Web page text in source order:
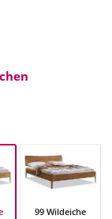
99 Wildeiche